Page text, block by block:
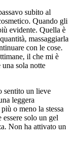
subito al
Quando gli
evidente. Quella è
massaggiarla
con le cose.
il che mi è
sola notte
sentito un lieve
leggera
o meno la stessa
solo un gel
Non ha attivato un